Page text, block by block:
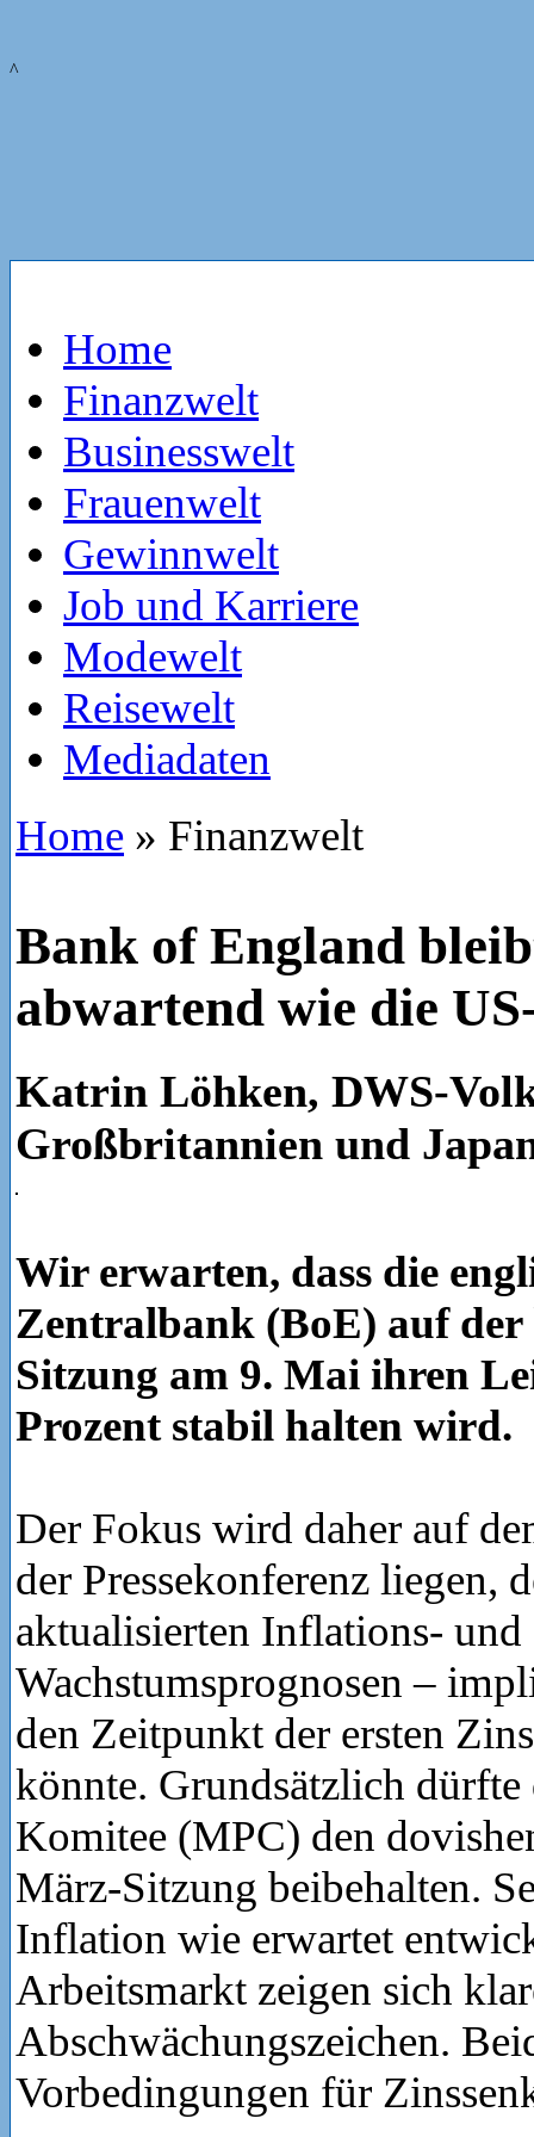
^
Home
Finanzwelt
Businesswelt
Frauenwelt
Gewinnwelt
Job und Karriere
Modewelt
Reisewelt
Mediadaten
Home » Finanzwelt
Bank of England
abwartend wie die
Katrin Löhken, DWS-
Großbritannien und
Wir erwarten, dass die
Zentralbank (BoE) auf der
Sitzung am 9. Mai ihren
Prozent stabil halten wird.
Der Fokus wird daher auf
der Pressekonferenz liegen,
aktualisierten Inflations- und
Wachstumsprognosen –
den Zeitpunkt der ersten
könnte. Grundsätzlich
Komitee (MPC) den
März-Sitzung beibehalten.
Inflation wie erwartet
Arbeitsmarkt zeigen sich
Abschwächungszeichen.
Vorbedingungen für